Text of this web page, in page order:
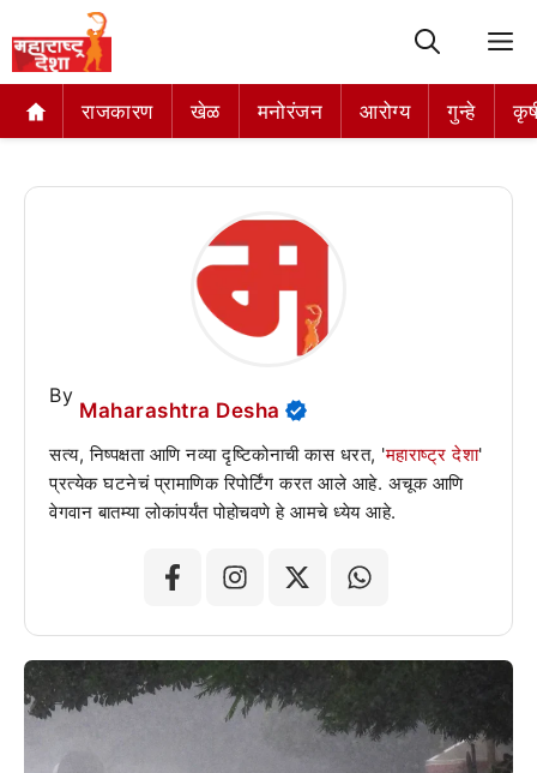
राजकारण खेळ मनोरंजन आरोग्य गुन्हे
By
Maharashtra Desha
सत्य, निष्पक्षता आणि नव्या दृष्टिकोनाची कास धरत, 'महाराष्ट्र देशा'
प्रत्येक घटनेचं प्रामाणिक रिपोर्टिंग करत आले आहे. अचूक आणि
वेगवान बातम्या लोकांपर्यंत पोहोचवणे हे आमचे ध्येय आहे.